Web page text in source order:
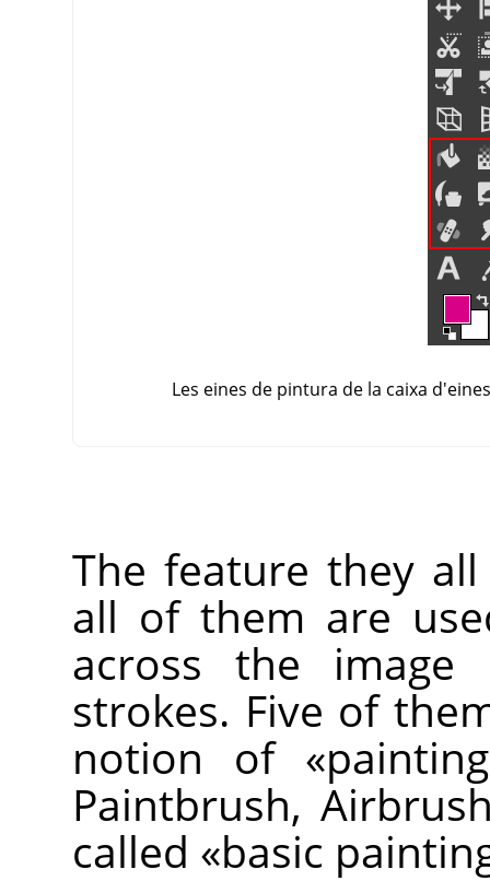
Les eines de pintura de la caixa
The feature they
all of them are
across the image
strokes. Five of
notion of «painting
Paintbrush,
called «basic